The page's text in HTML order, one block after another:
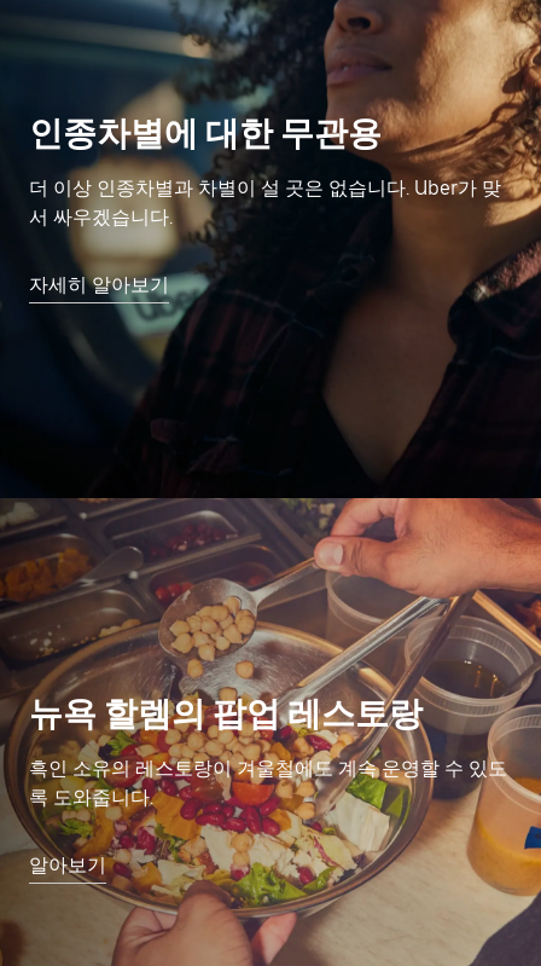
인종차별에 대한 무관용
더 이상 인종차별과 차별이 설 곳은 없습니다. Uber가 맞
서 싸우겠습니다.
자세히 알아보기
뉴욕 할렘의 팝업 레스토랑
흑인 소유의 레스토랑이 겨울철에도 계속 운영할 수 있도
록 도와줍니다.
알아보기